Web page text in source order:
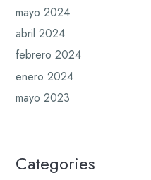
mayo 2024
abril 2024
febrero 2024
enero 2024
mayo 2023
Categories